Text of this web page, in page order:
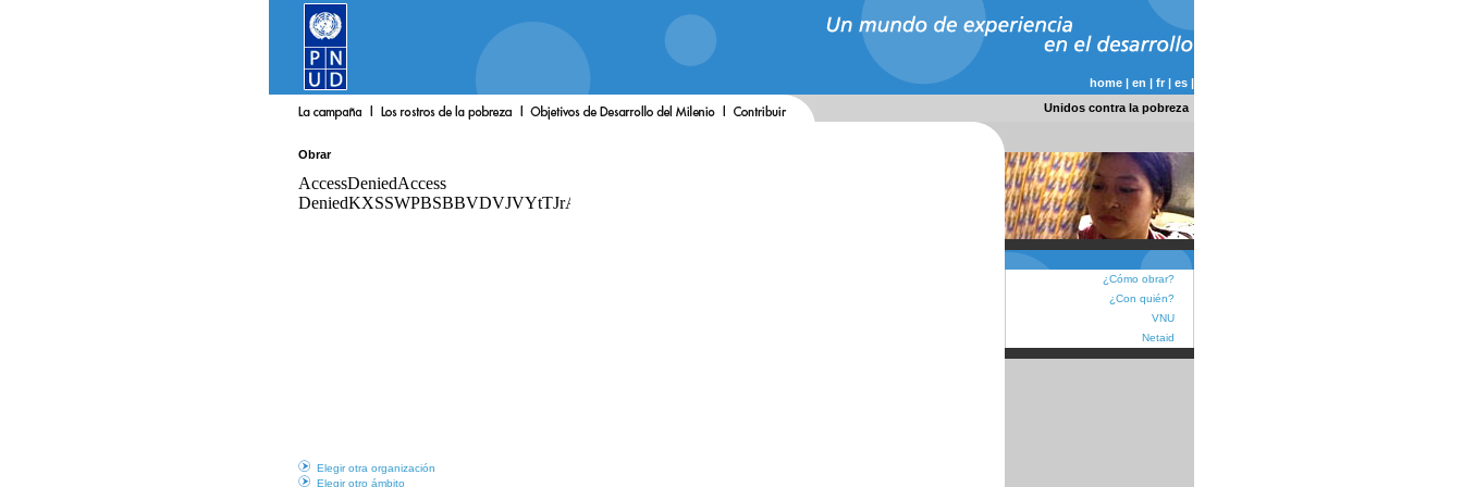
home | en | fr | es |
Unidos contra la pobreza
Obrar
Elegir otra organización
Elegir otro ámbito
¿Cómo obrar?
¿Con quién?
VNU
Netaid